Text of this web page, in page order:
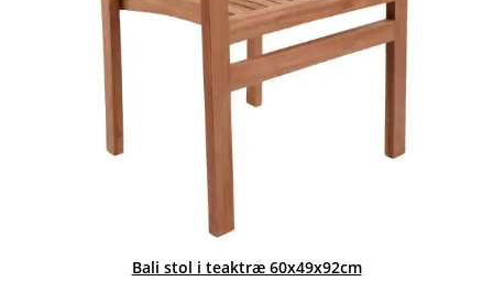
Bali stol i teaktræ 60x49x92cm